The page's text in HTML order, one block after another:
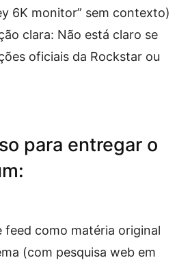
6K monitor” sem contexto)
clara: Não está claro se
oficiais da Rockstar ou
para entregar o
feed como matéria original
(com pesquisa web em